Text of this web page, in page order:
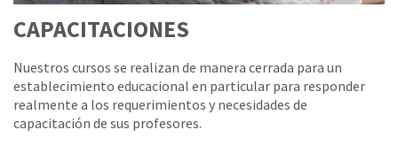
CAPACITACIONES
Nuestros cursos se realizan de manera cerrada para un
establecimiento educacional en particular para responder
realmente a los requerimientos y necesidades de
capacitación de sus profesores.